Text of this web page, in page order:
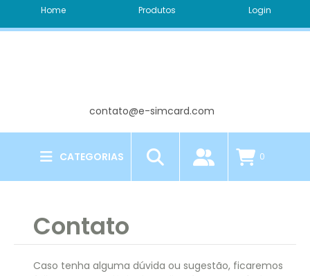
Home Produtos Login
contato@e-simcard.com
CATEGORIAS 0
Contato
Caso tenha alguma dúvida ou sugestão, ficaremos